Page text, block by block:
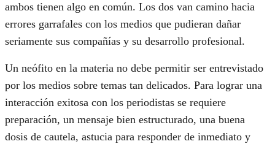
ambos tienen algo en común. Los dos van camino hacia
errores garrafales con los medios que pudieran dañar
seriamente sus compañías y su desarrollo profesional.
Un neófito en la materia no debe permitir ser entrevistado
por los medios sobre temas tan delicados. Para lograr una
interacción exitosa con los periodistas se requiere
preparación, un mensaje bien estructurado, una buena
dosis de cautela, astucia para responder de inmediato y